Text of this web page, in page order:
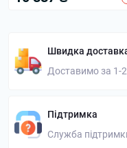
Швидка
Доставимо за 1-
Підтримка
Служба